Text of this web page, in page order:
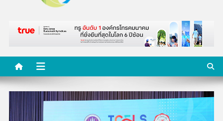
คนกับความคิด ชีวิตกับ
นวัตกรรม